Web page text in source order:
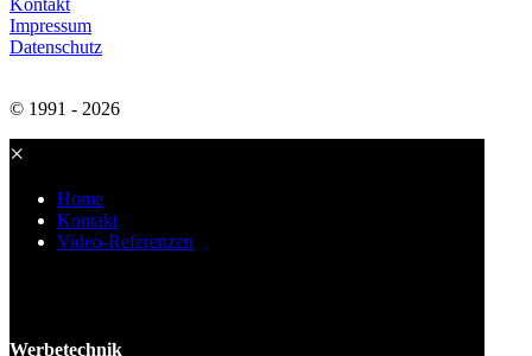
Impressum
Datenschutz
© 1991 - 2026
×
Home
Kontakt
Video-Referenzen
Werbetechnik